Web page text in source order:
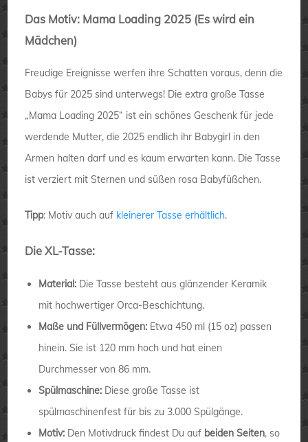
Das Motiv: Mama Loading 2025 (Es wird ein
Mädchen)
Freudige Ereignisse werfen ihre Schatten voraus, denn die
Babys für 2025 sind unterwegs! Die extra große Tasse
„Mama Loading 2025“ ist ein schönes Geschenk für jede
werdende Mutter, die 2025 endlich ihr Babygirl in den
Armen halten darf und es kaum erwarten kann. Die Tasse
ist verziert mit Sternen und süßen rosa Babyfüßchen.
Tipp: Motiv auch auf kleinerer Tasse erhältlich.
Die XL-Tasse:
Material: Die Tasse besteht aus glänzender Keramik
mit hochwertiger Orca-Beschichtung.
Maße und Füllvermögen: Etwa 450 ml (15 oz) passen
hinein. Sie ist 120 mm hoch und hat einen
Durchmesser von 86 mm.
Spülmaschine: Diese große Tasse ist
spülmaschinenfest für bis zu 3.000 Spülgänge.
Motiv: Den Motivdruck findest Du auf beiden Seiten, so